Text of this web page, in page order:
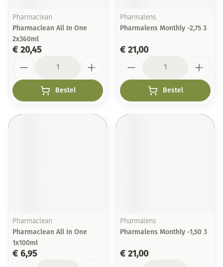
Pharmaclean
Pharmaclean All In One
2x360ml
€ 20,45
Bestel
Pharmalens
Pharmalens Monthly -2,75 3
€ 21,00
Bestel
Pharmaclean
Pharmaclean All In One
1x100ml
€ 6,95
Pharmalens
Pharmalens Monthly -1,50 3
€ 21,00